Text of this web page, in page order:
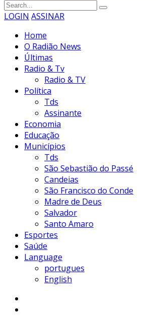
LOGIN ASSINAR
Home
O Radião News
Últimas
Radio & Tv
Radio & TV
Política
Tds
Assinante
Economia
Educação
Municípios
Tds
São Sebastião do Passé
Candeias
São Francisco do Conde
Madre de Deus
Salvador
Santo Amaro
Esportes
Saúde
Language
portugues
English